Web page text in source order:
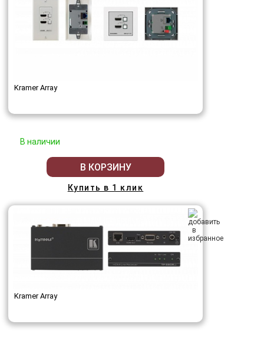
Kramer Array
В наличии
В КОРЗИНУ
Купить в 1 клик
Kramer Array